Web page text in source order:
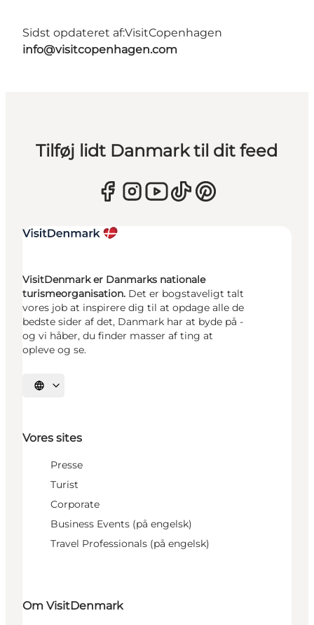
Sidst opdateret af:VisitCopenhagen
info@visitcopenhagen.com
Tilføj lidt Danmark til dit feed
VisitDenmark er Danmarks nationale
turismeorganisation. Det er bogstaveligt talt
vores job at inspirere dig til at opdage alle de
bedste sider af det, Danmark har at byde på -
og vi håber, du finder masser af ting at
opleve og se.
Vælg sprog
Vores sites
Presse
Turist
Corporate
Business Events (på engelsk)
Travel Professionals (på engelsk)
Om VisitDenmark